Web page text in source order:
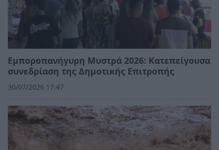
Εμποροπανήγυρη Μυστρά 2026: Κατεπείγουσα
συνεδρίαση της Δημοτικής Επιτροπής
30/07/2026 17:47